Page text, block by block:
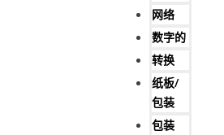
网络
数字的
转换
纸板/
包装
包装